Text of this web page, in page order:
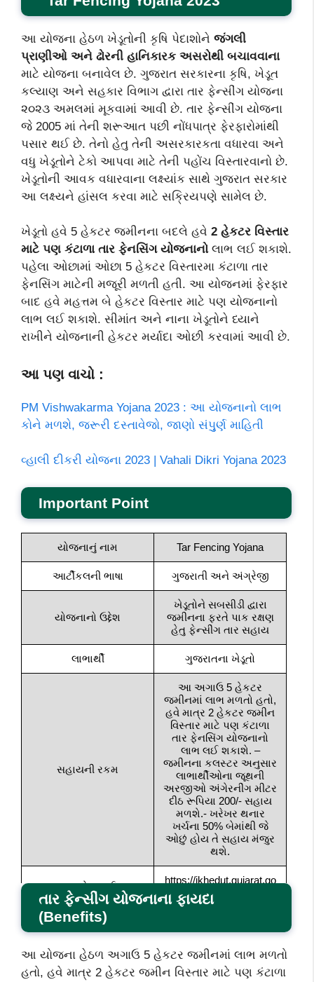
આ યોજના હેઠળ ખેડૂતોની કૃષિ પેદાશોને જંગલી
પ્રાણીઓ અને ઢોરની હાનિકારક અસરોથી બચાવવાના
માટે યોજના બનાવેલ છે. ગુજરાત સરકારના કૃષિ, ખેડૂત
કલ્યાણ અને સહકાર વિભાગ દ્વારા તાર ફેન્સીંગ યોજના
૨૦૨૩ અમલમાં મૂકવામાં આવી છે. તાર ફેન્‍સીંગ યોજના
જે 2005 માં તેની શરૂઆત પછી નોંધપાત્ર ફેરફારોમાંથી
પસાર થઈ છે. તેનો હેતુ તેની અસરકારકતા વધારવા અને
વધુ ખેડૂતોને ટેકો આપવા માટે તેની પહોંચ વિસ્તારવાનો છે.
ખેડૂતોની આવક વધારવાના લક્ષ્‍યાંક સાથે ગુજરાત સરકાર
આ લક્ષ્યને હાંસલ કરવા માટે સક્રિયપણે સામેલ છે.
ખેડૂતો હવે 5 હેકટર જમીનના બદલે હવે 2 હેકટર વિસ્તાર
માટે પણ કંટાળા તાર ફેનસિંગ યોજનાનોલાભ લઈ શકાશે.
પહેલા ઓછામાં ઓછા 5 હેકટર વિસ્તારમા કંટાળા તાર
ફેનસિંગ માટેની મજૂરી મળતી હતી. આ યોજનમાં ફેરફાર
બાદ હવે મહત્તમ બે હેકટર વિસ્તાર માટે પણ યોજનાનો
લાભ લઈ શકાશે. સીમાંત અને નાના ખેડૂતોને ધ્યાને
રાખીને યોજનાની હેકટર મર્યાદા ઓછી કરવામાં આવી છે.
આ પણ વાચો :
PM Vishwakarma Yojana 2023 : આ યોજનાનો લાભ
કોને મળશે, જરૂરી દસ્તાવેજો, જાણો સં૫ુુર્ણ માહિતી
વ્હાલી દીકરી યોજના 2023 | Vahali Dikri Yojana 2023
Important Point
યોજનાનું નામ Tar Fencing Yojana
આર્ટીકલની ભાષા ગુજરાતી અને અંગ્રેજી
યોજનાનો ઉદ્દેશ
ખેડૂતોને સબસીડી દ્વારા
જમીનના ફરતે પાક રક્ષણ
હેતુ ફેન્‍સીંગ તાર સહાય
લાભાર્થી ગુજરાતના ખેડૂતો
સહાયની રકમ
આ અગાઉ 5 હેકટર
જમીનમાં લાભ મળતો હતો,
હવે માત્ર 2 હેકટર જમીન
વિસ્તાર માટે પણ કંટાળા
તાર ફેનસિંગ યોજનાનો
લાભ લઈ શકાશે. –
જમીનના કલસ્ટર અનુસાર
લાભાર્થીઓના જૂથની
અરજીઓ અંગેરનીંગ મીટર
દીઠ રૂપિયા 200/- સહાય
મળશે.- ખરેખર થનાર
ખર્ચના 50% બેમાંથી જે
ઓછું હોય તે સહાય મંજુર
થશે.
માન્ય વેબસાઈટ
https://ikhedut.gujarat.go
v.in/
તાર ફેન્સીંગ યોજનાના ફાયદા
(Benefits)
આ યોજના હેઠળ અગાઉ 5 હેકટર જમીનમાં લાભ મળતો
હતો, હવે માત્ર 2 હેકટર જમીન વિસ્તાર માટે પણ કંટાળા